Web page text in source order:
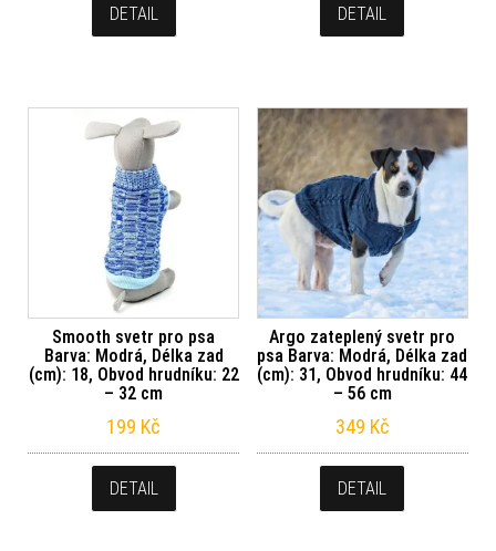
DETAIL DETAIL
Smooth svetr pro psa
Barva: Modrá, Délka zad
(cm): 18, Obvod hrudníku: 22
– 32 cm
199 Kč
DETAIL
Argo zateplený svetr pro
psa Barva: Modrá, Délka zad
(cm): 31, Obvod hrudníku: 44
– 56 cm
349 Kč
DETAIL